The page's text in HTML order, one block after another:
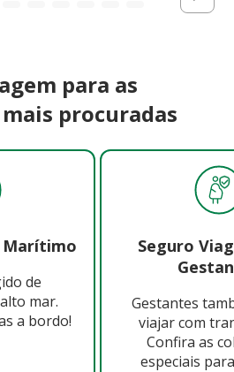
para as
procuradas
Marítimo
de
mar.
a bordo!
Seguro
Gestantes
viajar com
Confira as
especiais